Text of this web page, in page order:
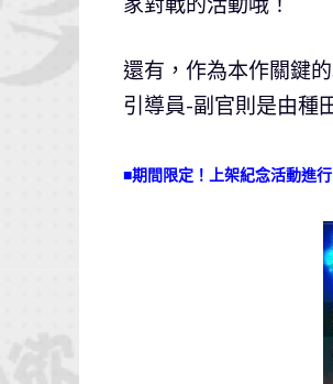
還有，作為本作關鍵
引導員-副官則是由種
■期間限定！上架紀念活動進行